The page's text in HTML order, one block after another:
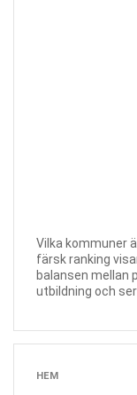
Vilka kommuner
färsk ranking
balansen mellan
utbildning och
HEM